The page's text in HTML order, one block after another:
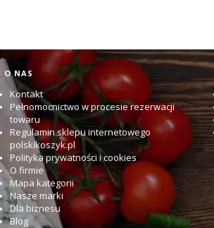
Linki w stopce
O NAS
Kontakt
Pełnomocnictwo w procesie rezerwacji
towaru
Regulamin sklepu internetowego
polskikoszyk.pl
Polityka prywatności i cookies
O firmie
Mapa kategorii
Nasze marki
Dla biznesu
Blog